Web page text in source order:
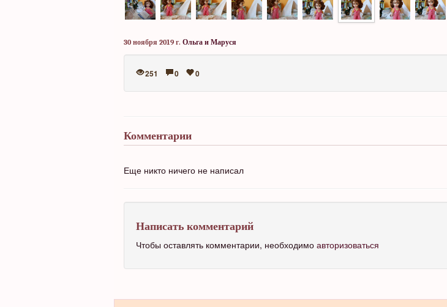
30 ноября 2019 г. Ольга и Маруся
251 0 0
Комментарии
Еще никто ничего не написал
Написать комментарий
Чтобы оставлять комментарии, необходимо авторизоваться